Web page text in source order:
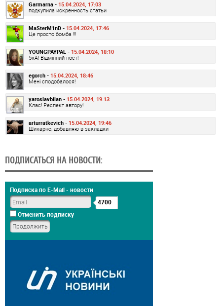
Garmarna - 15.04.2024, 17:03
подкупила искренность статьи
MaSterM1nD - 15.04.2024, 17:46
Це просто бомба !!!
YOUNGPAYPAL - 15.04.2024, 18:10
5кА! Відмінний пост!
egorch - 15.04.2024, 18:46
Мені сподобалося!
yaroslavbilan - 15.04.2024, 19:13
Клас! Респект автору!
arturratkevich - 15.04.2024, 19:46
Шикарно, добавляю в закладки
ПОДПИСАТЬСЯ НА НОВОСТИ:
Подписка по E-Mail - новости
4700
Отменить подписку